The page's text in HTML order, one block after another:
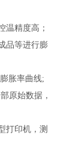
温精度高；
品等进行膨
胀率曲线;
原始数据，
打印机，测